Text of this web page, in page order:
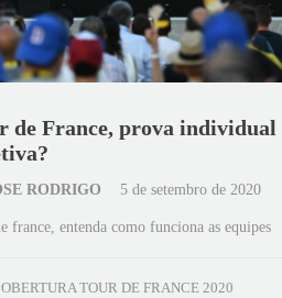
de France, prova individual
RODRIGO 5 de setembro de 2020
france, entenda como funciona as equipes
TOUR DE FRANCE 2020